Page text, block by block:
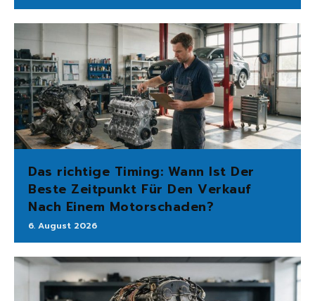
Das richtige Timing: Wann Ist Der
Beste Zeitpunkt Für Den Verkauf
Nach Einem Motorschaden?
6. August 2026